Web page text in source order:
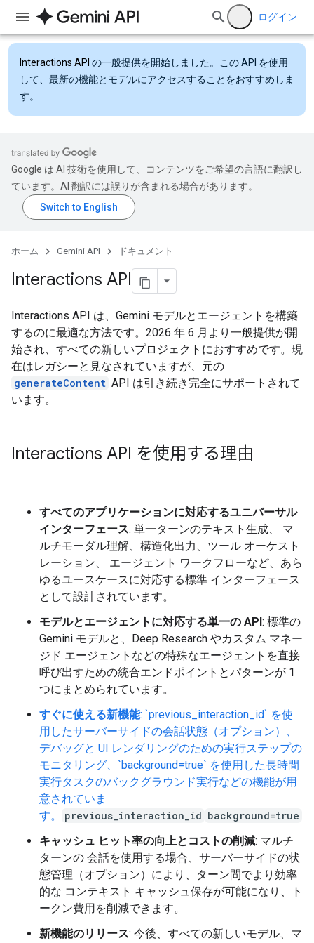
ログイン
Interactions API の一般提供を開始しました。この API を使用
して、最新の機能とモデルにアクセスすることをおすすめしま
す。
Google は AI 技術を使用して、コンテンツをご希望の言語に翻訳し
ています。AI 翻訳には誤りが含まれる場合があります。
ホーム Gemini API ドキュメント
Interactions API
Interactions API は、Gemini モデルとエージェントを構築
するのに最適な方法です。2026 年 6 月より一般提供が開
始され、すべての新しいプロジェクトにおすすめです。現
在はレガシーと見なされていますが、元の
generateContent API は引き続き完全にサポートされて
います。
Interactions API を使用する理由
すべてのアプリケーションに対応するユニバーサル
インターフェース: 単一ターンのテキスト生成、 マ
ルチモーダル理解、構造化出力、ツール オーケスト
レーション、 エージェント ワークフローなど、あら
ゆるユースケースに対応する標準 インターフェース
として設計されています。
モデルとエージェントに対応する単一の API: 標準の
Gemini モデルと、Deep Research やカスタム マネー
ジド エージェントなどの特殊なエージェントを直接
呼び出すための統合エンドポイントとパターンが 1
つにまとめられています。
すぐに使える新機能: `previous_interaction_id` を使
用したサーバーサイドの会話状態（オプション）、
デバッグと UI レンダリングのための実行ステップの
モニタリング、`background=true` を使用した長時間
実行タスクのバックグラウンド実行などの機能が用
意されていま
す。
previous_interaction_id background=true
キャッシュ ヒット率の向上とコストの削減: マルチ
ターンの 会話を使用する場合、サーバーサイドの状
態管理（オプション）により、ターン間でより効率
的な コンテキスト キャッシュ保存が可能になり、ト
ークン費用を削減できます。
新機能のリリース: 今後、すべての新しいモデル、マ